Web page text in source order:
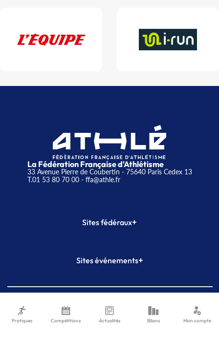
La Fédération Française d'Athlétisme
33 Avenue Pierre de Coubertin - 75640 Paris Cedex 13
T.01 53 80 70 00- ffa@athle.fr
Sites fédéraux+
Plateforme Formation
Sites événements+
Meeting de Paris indoor
Conditions d'utilisation -Mentions légales - Contacts
Pratiques Compétitions Actualités Bilans Mon compte